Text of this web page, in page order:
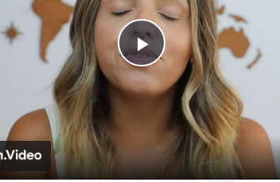
Play
Video